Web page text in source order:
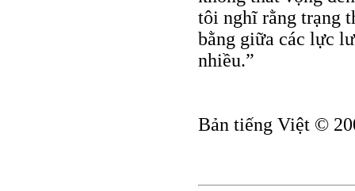
tôi nghĩ rằng trạng
bằng giữa các lực
nhiều.”
Bản tiếng Việt ©